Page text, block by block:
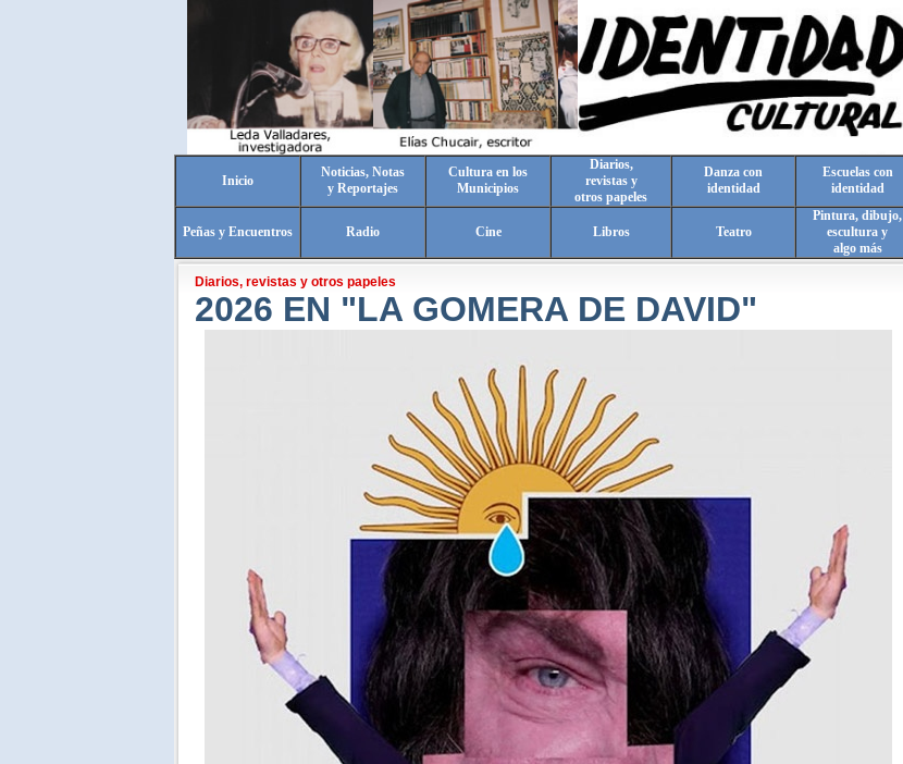
Inicio
Noticias, Notas
y Reportajes
Cultura en los
Municipios
Diarios,
revistas y
otros papeles
Danza con
identidad
Escuelas con
identidad
Peñas y Encuentros Radio Cine Libros Teatro
Pintura, dibujo,
escultura y
algo más
Diarios, revistas y otros papeles
2026 EN "LA GOMERA DE DAVID"